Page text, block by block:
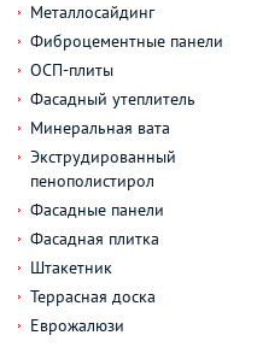
Металлосайдинг
Фиброцементные панели
ОСП-плиты
Фасадный утеплитель
Минеральная вата
Экструдированный
пенополистирол
Фасадные панели
Фасадная плитка
Штакетник
Террасная доска
Еврожалюзи